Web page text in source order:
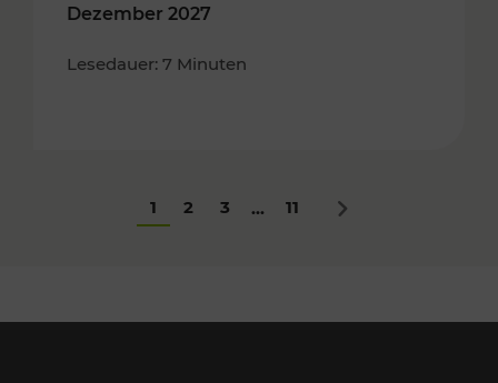
Dezember 2027
Lesedauer: 7 Minuten
1 2 3 ... 11 Nächstes